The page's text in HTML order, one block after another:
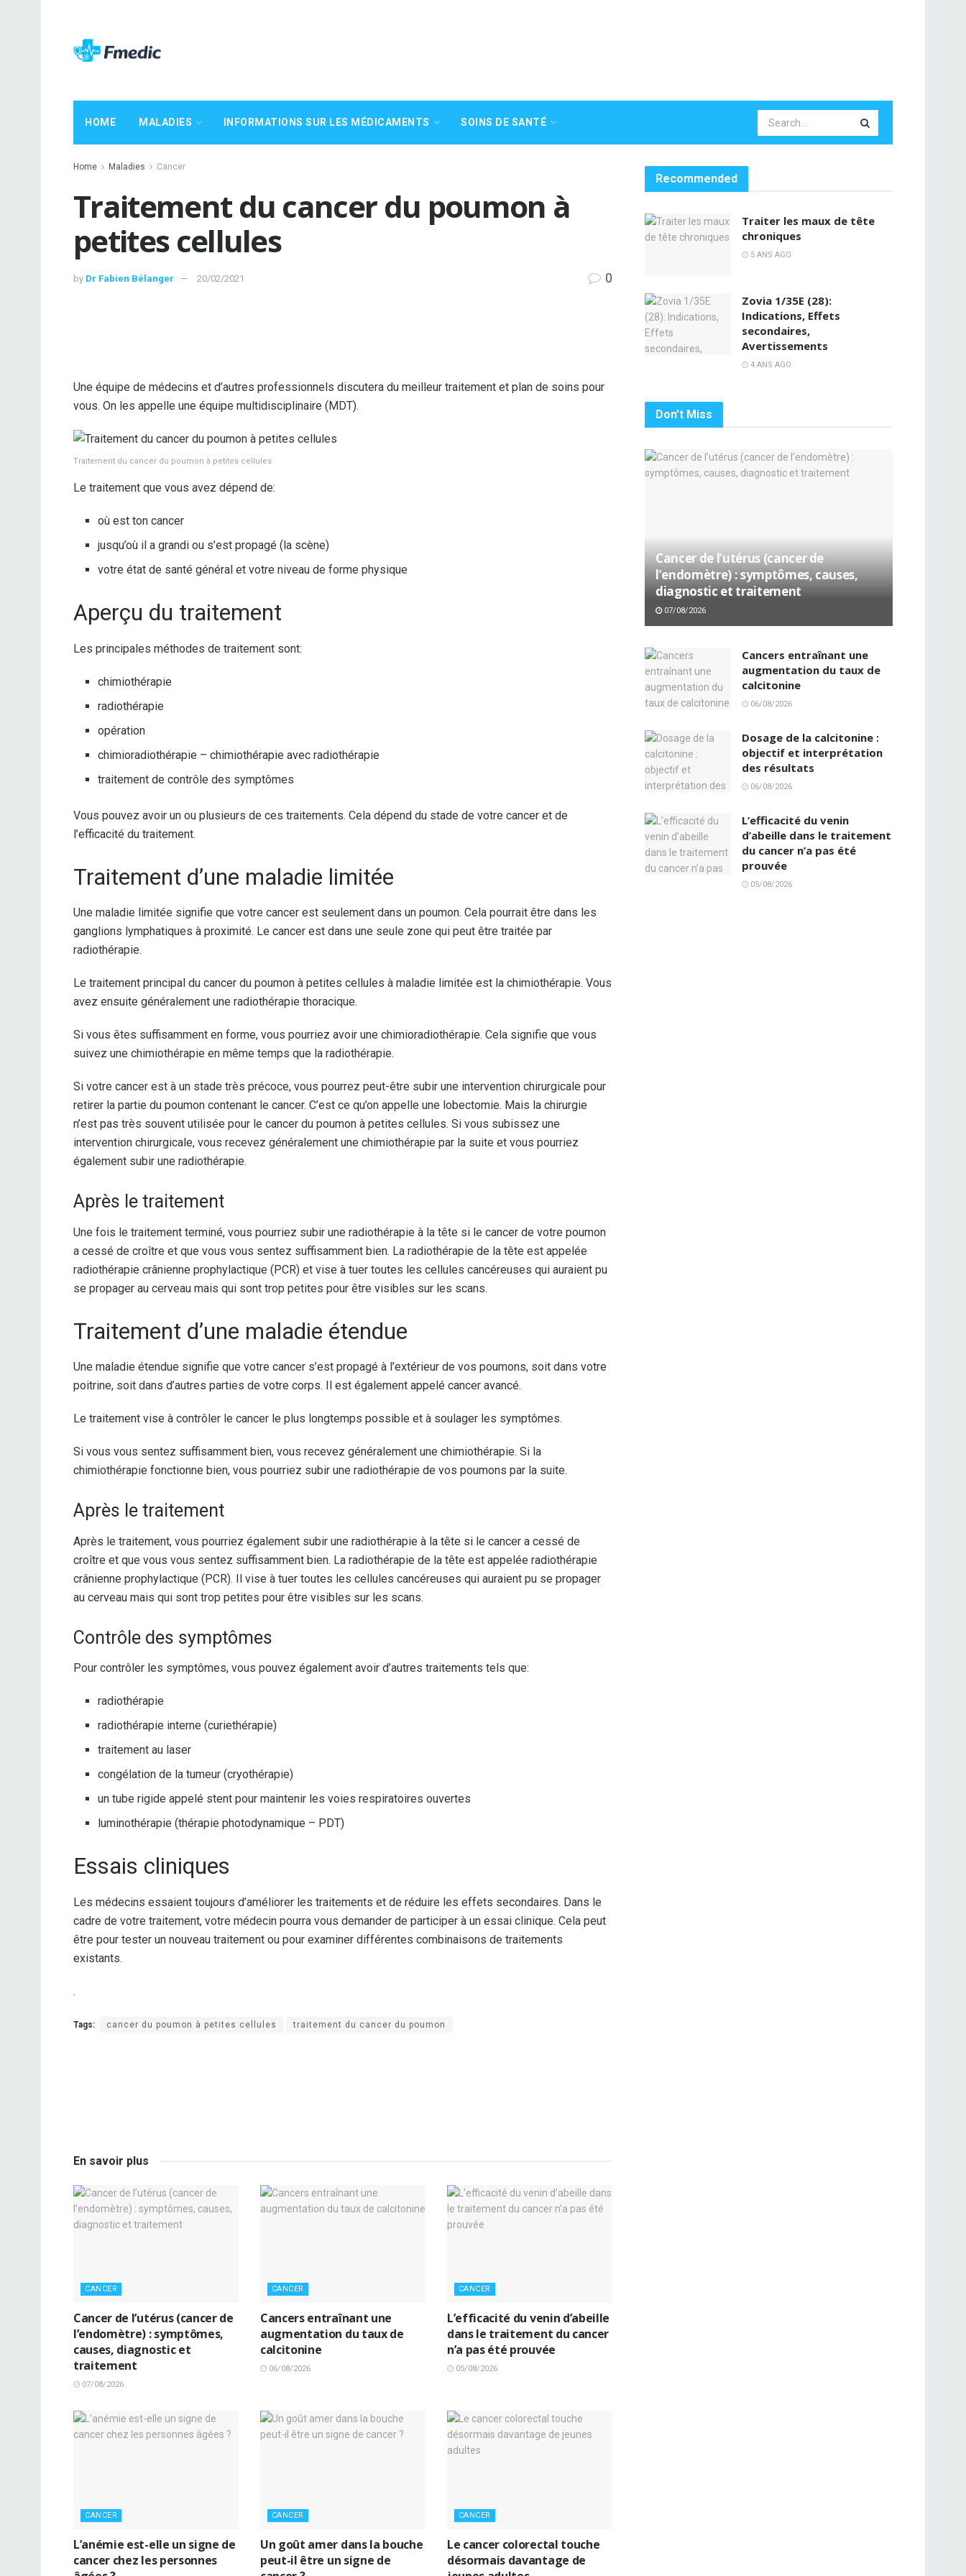
HOME MALADIES INFORMATIONS SUR LES MÉDICAMENTS SOINS DE SANTÉ
Home Maladies Cancer
Traitement du cancer du poumon à
petites cellules
by Dr Fabien Bélanger 20/02/2021 0
Une équipe de médecins et d’autres professionnels discutera du meilleur traitement et plan de soins pour
vous. On les appelle une équipe multidisciplinaire (MDT).
Traitement du cancer du poumon à petites cellules
Le traitement que vous avez dépend de:
où est ton cancer
jusqu’où il a grandi ou s’est propagé (la scène)
votre état de santé général et votre niveau de forme physique
Aperçu du traitement
Les principales méthodes de traitement sont:
chimiothérapie
radiothérapie
opération
chimioradiothérapie – chimiothérapie avec radiothérapie
traitement de contrôle des symptômes
Vous pouvez avoir un ou plusieurs de ces traitements. Cela dépend du stade de votre cancer et de
l’efficacité du traitement.
Traitement d’une maladie limitée
Une maladie limitée signifie que votre cancer est seulement dans un poumon. Cela pourrait être dans les
ganglions lymphatiques à proximité. Le cancer est dans une seule zone qui peut être traitée par
radiothérapie.
Le traitement principal du cancer du poumon à petites cellules à maladie limitée est la chimiothérapie. Vous
avez ensuite généralement une radiothérapie thoracique.
Si vous êtes suffisamment en forme, vous pourriez avoir une chimioradiothérapie. Cela signifie que vous
suivez une chimiothérapie en même temps que la radiothérapie.
Si votre cancer est à un stade très précoce, vous pourrez peut-être subir une intervention chirurgicale pour
retirer la partie du poumon contenant le cancer. C’est ce qu’on appelle une lobectomie. Mais la chirurgie
n’est pas très souvent utilisée pour le cancer du poumon à petites cellules. Si vous subissez une
intervention chirurgicale, vous recevez généralement une chimiothérapie par la suite et vous pourriez
également subir une radiothérapie.
Après le traitement
Une fois le traitement terminé, vous pourriez subir une radiothérapie à la tête si le cancer de votre poumon
a cessé de croître et que vous vous sentez suffisamment bien. La radiothérapie de la tête est appelée
radiothérapie crânienne prophylactique (PCR) et vise à tuer toutes les cellules cancéreuses qui auraient pu
se propager au cerveau mais qui sont trop petites pour être visibles sur les scans.
Traitement d’une maladie étendue
Une maladie étendue signifie que votre cancer s’est propagé à l’extérieur de vos poumons, soit dans votre
poitrine, soit dans d’autres parties de votre corps. Il est également appelé cancer avancé.
Le traitement vise à contrôler le cancer le plus longtemps possible et à soulager les symptômes.
Si vous vous sentez suffisamment bien, vous recevez généralement une chimiothérapie. Si la
chimiothérapie fonctionne bien, vous pourriez subir une radiothérapie de vos poumons par la suite.
Après le traitement
Après le traitement, vous pourriez également subir une radiothérapie à la tête si le cancer a cessé de
croître et que vous vous sentez suffisamment bien. La radiothérapie de la tête est appelée radiothérapie
crânienne prophylactique (PCR). Il vise à tuer toutes les cellules cancéreuses qui auraient pu se propager
au cerveau mais qui sont trop petites pour être visibles sur les scans.
Contrôle des symptômes
Pour contrôler les symptômes, vous pouvez également avoir d’autres traitements tels que:
radiothérapie
radiothérapie interne (curiethérapie)
traitement au laser
congélation de la tumeur (cryothérapie)
un tube rigide appelé stent pour maintenir les voies respiratoires ouvertes
luminothérapie (thérapie photodynamique – PDT)
Essais cliniques
Les médecins essaient toujours d’améliorer les traitements et de réduire les effets secondaires. Dans le
cadre de votre traitement, votre médecin pourra vous demander de participer à un essai clinique. Cela peut
être pour tester un nouveau traitement ou pour examiner différentes combinaisons de traitements
existants.
.
Tags: cancer du poumon à petites cellules traitement du cancer du poumon
En savoir plus
CANCER
Cancer de l’utérus (cancer de
l’endomètre) : symptômes,
causes, diagnostic et
traitement
07/08/2026
CANCER
Cancers entraînant une
augmentation du taux de
calcitonine
06/08/2026
CANCER
L’efficacité du venin d’abeille
dans le traitement du cancer
n’a pas été prouvée
05/08/2026
CANCER
L’anémie est-elle un signe de
cancer chez les personnes
CANCER
Un goût amer dans la bouche
peut-il être un signe de
CANCER
Le cancer colorectal touche
désormais davantage de
Recommended
Traiter les maux de tête
chroniques
5 ANS AGO
Zovia 1/35E (28):
Indications, Effets
secondaires,
Avertissements
4 ANS AGO
Don't Miss
Cancer de l’utérus (cancer de
l’endomètre) : symptômes, causes,
diagnostic et traitement
07/08/2026
Cancers entraînant une
augmentation du taux de
calcitonine
06/08/2026
Dosage de la calcitonine :
objectif et interprétation
des résultats
06/08/2026
L’efficacité du venin
d’abeille dans le traitement
du cancer n’a pas été
prouvée
05/08/2026